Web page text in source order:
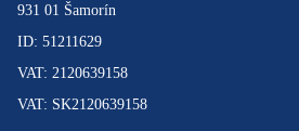
931 01 Šamorín
ID: 51211629
VAT: 2120639158
VAT: SK2120639158